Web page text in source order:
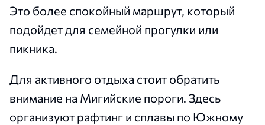
Это более спокойный маршрут, который
подойдет для семейной прогулки или
пикника.
Для активного отдыха стоит обратить
внимание на Мигийские пороги. Здесь
организуют рафтинг и сплавы по Южному